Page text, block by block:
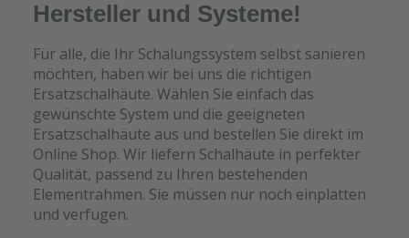
Hersteller und Systeme!
Für alle, die Ihr Schalungssystem selbst sanieren
möchten, haben wir bei uns die richtigen
Ersatzschalhäute. Wählen Sie einfach das
gewünschte System und die geeigneten
Ersatzschalhäute aus und bestellen Sie direkt im
Online Shop. Wir liefern Schalhäute in perfekter
Qualität, passend zu Ihren bestehenden
Elementrahmen. Sie müssen nur noch einplatten
und verfugen.